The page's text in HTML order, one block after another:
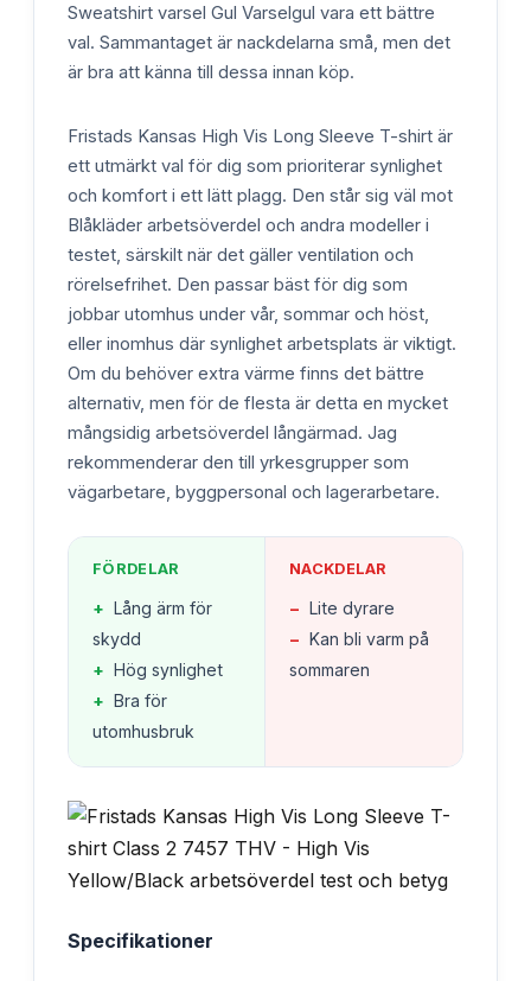
Sweatshirt varsel Gul Varselgul vara ett bättre
val. Sammantaget är nackdelarna små, men det
är bra att känna till dessa innan köp.
Fristads Kansas High Vis Long Sleeve T-shirt är
ett utmärkt val för dig som prioriterar synlighet
och komfort i ett lätt plagg. Den står sig väl mot
Blåkläder arbetsöverdel och andra modeller i
testet, särskilt när det gäller ventilation och
rörelsefrihet. Den passar bäst för dig som
jobbar utomhus under vår, sommar och höst,
eller inomhus där synlighet arbetsplats är viktigt.
Om du behöver extra värme finns det bättre
alternativ, men för de flesta är detta en mycket
mångsidig arbetsöverdel långärmad. Jag
rekommenderar den till yrkesgrupper som
vägarbetare, byggpersonal och lagerarbetare.
FÖRDELAR
+ Lång ärm för
skydd
+ Hög synlighet
+ Bra för
utomhusbruk
NACKDELAR
− Lite dyrare
− Kan bli varm på
sommaren
Specifikationer